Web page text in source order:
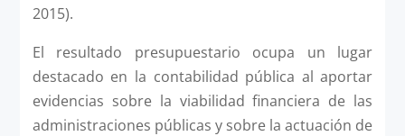
2015).
El resultado presupuestario ocupa un lugar
destacado en la contabilidad pública al aportar
evidencias sobre la viabilidad financiera de las
administraciones públicas y sobre la actuación de